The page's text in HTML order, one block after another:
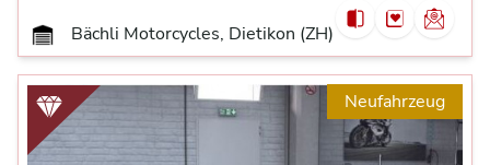
Bächli Motorcycles, Dietikon (ZH)
Neufahrzeug